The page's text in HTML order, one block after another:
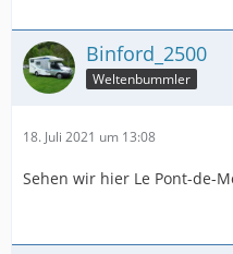
Binford_2500
Weltenbummler
18. Juli 2021 um 13:08
Sehen wir hier Le Pont-de-